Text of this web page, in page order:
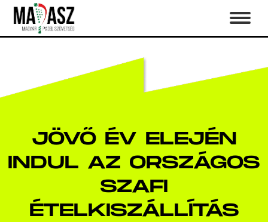
JÖVŐ ÉV ELEJÉN
INDUL AZ ORSZÁGOS
SZAFI
ÉTELKISZÁLLÍTÁS